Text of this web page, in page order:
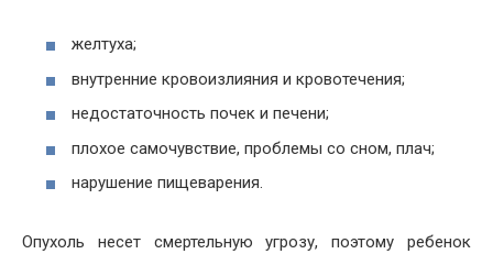
желтуха;
внутренние кровоизлияния и кровотечения;
недостаточность почек и печени;
плохое самочувствие, проблемы со сном, плач;
нарушение пищеварения.
Опухоль несет смертельную угрозу, поэтому ребенок